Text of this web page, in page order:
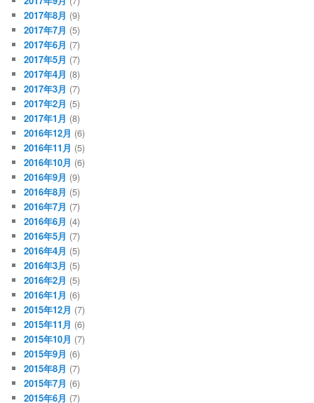
2017年8月 (9)
2017年7月 (5)
2017年6月 (7)
2017年5月 (7)
2017年4月 (8)
2017年3月 (7)
2017年2月 (5)
2017年1月 (8)
2016年12月 (6)
2016年11月 (5)
2016年10月 (6)
2016年9月 (9)
2016年8月 (5)
2016年7月 (7)
2016年6月 (4)
2016年5月 (7)
2016年4月 (5)
2016年3月 (5)
2016年2月 (5)
2016年1月 (6)
2015年12月 (7)
2015年11月 (6)
2015年10月 (7)
2015年9月 (6)
2015年8月 (7)
2015年7月 (6)
2015年6月 (7)